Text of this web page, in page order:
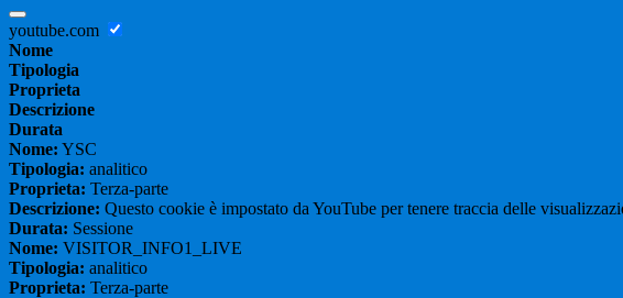
youtube.com
Nome
Tipologia
Proprieta
Descrizione
Durata
Nome: YSC
Tipologia: analitico
Proprieta: Terza-parte
Descrizione: Questo cookie è impostato da YouTube per tenere traccia delle
Durata: Sessione
Nome: VISITOR_INFO1_LIVE
Tipologia: analitico
Proprieta: Terza-parte